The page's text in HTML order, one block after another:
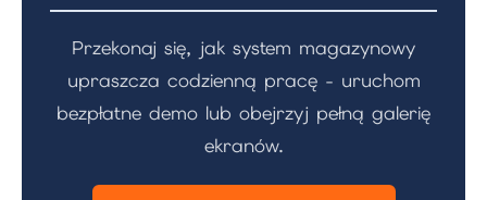
Przekonaj się, jak system magazynowy
upraszcza codzienną pracę - uruchom
bezpłatne demo lub obejrzyj pełną galerię
ekranów.